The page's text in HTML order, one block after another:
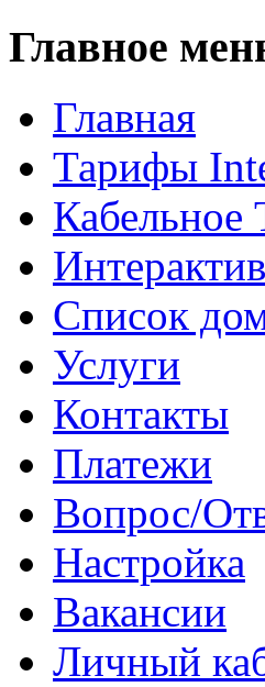
Главное
Главная
Тарифы
Кабельное
Список
Услуги
Контакты
Платежи
Вопрос/
Настройка
Вакансии
Личный